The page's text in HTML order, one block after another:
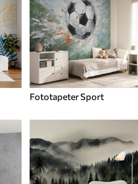
Fototapeter Sport